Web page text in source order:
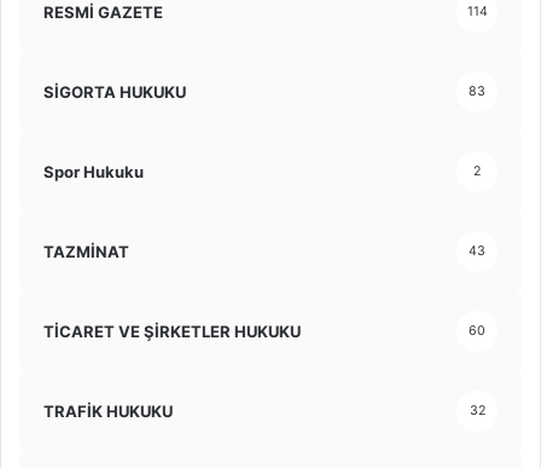
RESMİ GAZETE 114
SİGORTA HUKUKU 83
Spor Hukuku 2
TAZMİNAT 43
TİCARET VE ŞİRKETLER HUKUKU 60
TRAFİK HUKUKU 32